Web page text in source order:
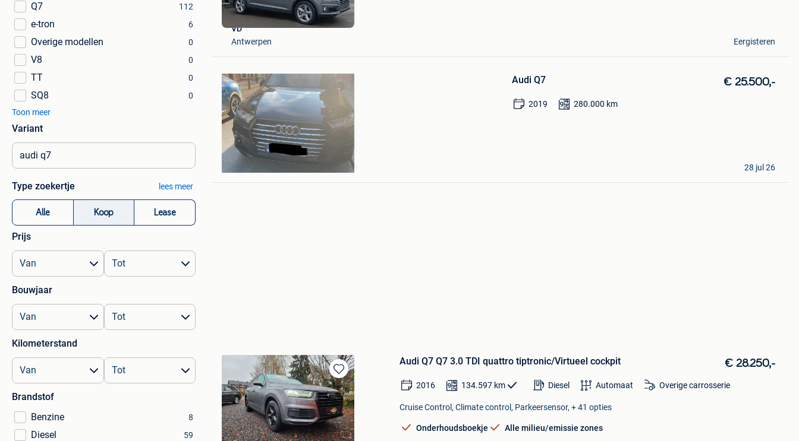
Q7
112
e-tron 6
Overige modellen 0
V8 0
TT 0
SQ8
0
Toon meer
Variant
Type zoekertje lees meer
Alle Koop Lease
Prijs
Bouwjaar
Kilometerstand
Brandstof
Benzine
8
Diesel 59
VD
Antwerpen
Eergisteren
Mijn
Favorieten
Audi Q7 € 25.500,-
2019 280.000 km
Adam
Anderlecht
28 jul 26
Bewaren
in
Mijn
Favorieten
Audi Q7 Q7 3.0 TDI quattro tiptronic/Virtueel cockpit € 28.250,-
2016 134.597 km Diesel Automaat Overige carrosserie
Cruise Control, Climate control, Parkeersensor, + 41 opties
Onderhoudsboekje Alle milieu/emissie zones